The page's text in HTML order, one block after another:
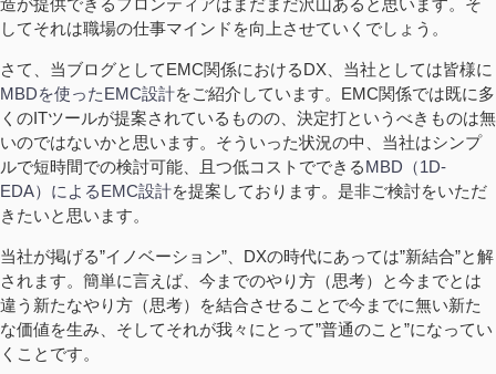
してそれは職場の仕事マインドを向上させていくでしょう。
さて、当ブログとしてEMC関係におけるDX、当社としては皆様に
MBDを使ったEMC設計をご紹介しています。EMC関係では既に多
くのITツールが提案されているものの、決定打というべきものは無
いのではないかと思います。そういった状況の中、当社はシンプ
ルで短時間での検討可能、且つ低コストでできるMBD（1D-
EDA）によるEMC設計を提案しております。是非ご検討をいただ
きたいと思います。
当社が掲げる”イノベーション”、DXの時代にあっては”新結合”と解
されます。簡単に言えば、今までのやり方（思考）と今までとは
違う新たなやり方（思考）を結合させることで今までに無い新た
な価値を生み、そしてそれが我々にとって”普通のこと”になってい
くことです。